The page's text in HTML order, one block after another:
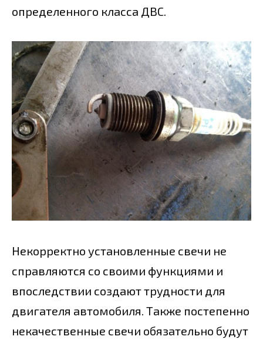
определенного класса ДВС.
Некорректно установленные свечи не
справляются со своими функциями и
впоследствии создают трудности для
двигателя автомобиля. Также постепенно
некачественные свечи обязательно будут